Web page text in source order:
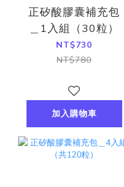
正矽酸膠囊補充包
＿1入組（30粒）
NT$730
NT$780
加入購物車